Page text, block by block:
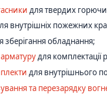
для твердих
внутрішніх пожежних
зберігання обладнання;
для комплектації
для внутрішнього
та перезарядку